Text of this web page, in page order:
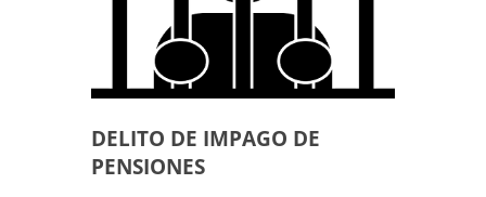
DELITO DE IMPAGO DE
PENSIONES